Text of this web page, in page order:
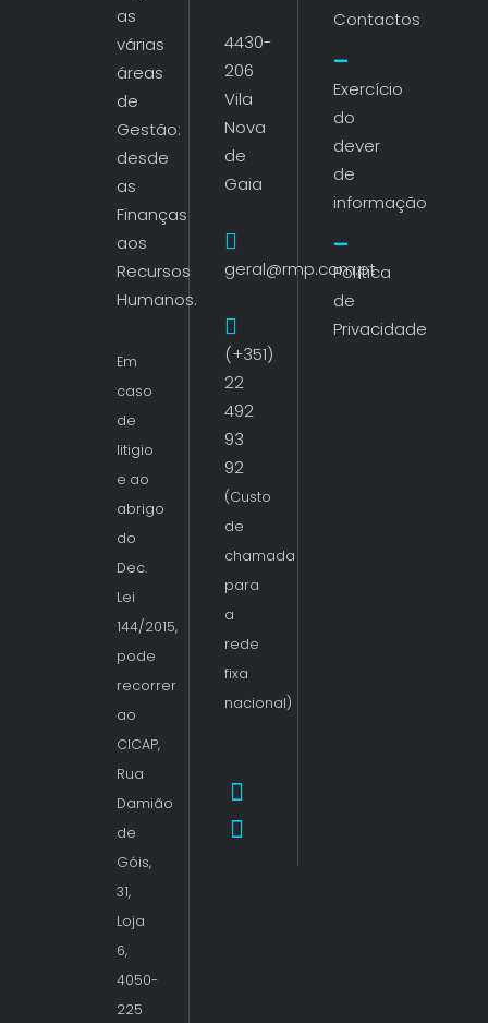
as
várias
áreas
de
Gestão:
desde
as
Finanças
aos
Recursos
Humanos.
Em
caso
de
litigio
e ao
abrigo
do
Dec.
Lei
144/2015,
pode
recorrer
ao
CICAP,
Rua
Damião
de
Góis,
31,
Loja
6,
4050-
225
4430-
206
Vila
Nova
de
Gaia
geral@rmp.com.pt
(+351)
22
492
93
92
(Custo
de
chamada
para
a
rede
fixa
nacional)
Contactos
Exercício
do
dever
de
informação
Política
de
Privacidade